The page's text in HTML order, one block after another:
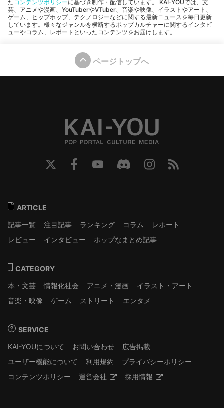
た コンテンツポリシーに基づき制作・配信しています。 KAI-YOUでは、文
芸、アニメや漫画、YouTuberやVTuber、音楽や映像、イラストやアート、
ゲーム、ヒップホップ、テクノロジーなどに関する最新ニュースを毎日更新
しています。様々なジャンルを横断するポップカルチャーに関するインタビ
ューやコラム、レポートといったコンテンツをお届けします。
ページトップへ
ARTICLE
記事一覧
注目記事 ランキング コラム
レポート
レビュー
インタビュー ポップなまとめ記事
CATEGORY
本・文芸
情報化社会 アニメ・漫画
イラスト・アート
音楽・映像
ゲーム ストリート エンタメ
SERVICE
KAI-YOUについて
お問い合わせ
広告掲載
ユーザー機能について
利用規約
プライバシーポリシー
コンテンツポリシー
運営会社 採用情報